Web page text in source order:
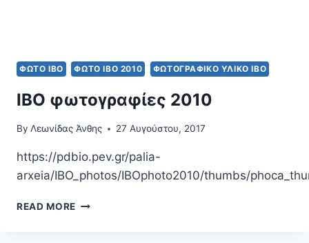
ΦΩΤΟ IBO ΦΩΤΟ ΙΒΟ 2010 ΦΩΤΟΓΡΑΦΙΚΌ ΥΛΙΚΌ ΙΒΟ
ΙΒΟ φωτογραφίες 2010
By Λεωνίδας Άνθης 27 Αυγούστου, 2017
https://pdbio.pev.gr/palia-
arxeia/IBO_photos/IBOphoto2010/thumbs/
READ MORE ΙΒΟ